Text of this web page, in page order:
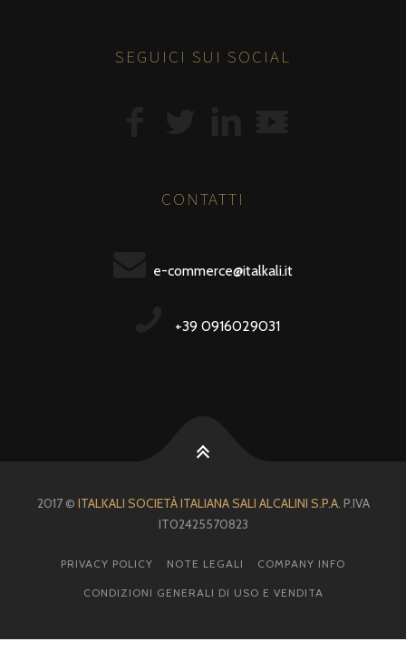
SEGUICI SUI SOCIAL
CONTATTI
e-commerce@italkali.it
+39 0916029031
2017 © ITALKALI SOCIETÀ ITALIANA SALI ALCALINI S.P.A. P.IVA
IT02425570823
PRIVACY POLICY NOTE LEGALI COMPANY INFO
CONDIZIONI GENERALI DI USO E VENDITA